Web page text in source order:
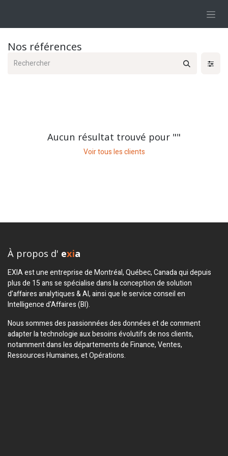
Nos références
Aucun résultat trouvé pour ""
Voir tous les clients
À propos d' exia
EXIA est une entreprise de Montréal, Québec, Canada qui depuis
plus de 15 ans se spécialise dans la conception de solution
d’affaires analytiques & AI, ainsi que le service conseil en
Intelligence d'Affaires (BI).
Nous sommes des passionnées des données et de comment
adapter la technologie aux besoins évolutifs de nos clients,
notamment dans les départements de Finance, Ventes,
Ressources Humaines, et Opérations.